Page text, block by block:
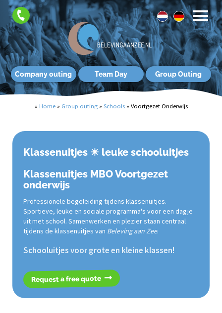
Company outing Team Day Group Outing
» Home » Group outing » Schools » Voortgezet Onderwijs
Klassenuitjes ☀ leuke schooluitjes
Klassenuitjes MBO Voortgezet
onderwijs
Professionele begeleiding tijdens klassenuitjes.
Sportieve, leuke en sociale programma's voor een dagje
uit met school. Samenwerken en plezier staan centraal
tijdens de klassenuitjes van Beleving aan Zee.
Schooluitjes voor grote en kleine klassen!
Request a free quote